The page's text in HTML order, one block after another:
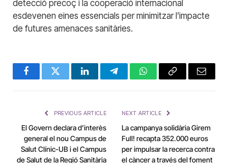
detecció precoç i la cooperació internacional
esdevenen eines essencials per minimitzar l’impacte
de futures amenaces sanitàries.
FacebookTwitter LinkedInTelegramWhatsAppCopy
Email
PREVIOUS ARTICLE
El Govern declara d’interès
general el nou Campus de
Salut Clínic-UB i el Campus
de Salut de la Regió Sanitària
NEXT ARTICLE
La campanya solidària Girem
Full! recapta 352.000 euros
per impulsar la recerca contra
el càncer a través del foment